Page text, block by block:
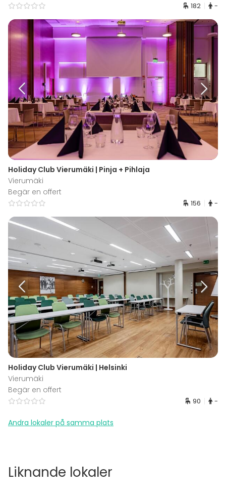
182 -
Holiday Club Vierumäki | Pinja + Pihlaja
Vierumäki
Begär en offert
156 -
Holiday Club Vierumäki | Helsinki
Vierumäki
Begär en offert
90 -
Andra lokaler på samma plats
Liknande lokaler